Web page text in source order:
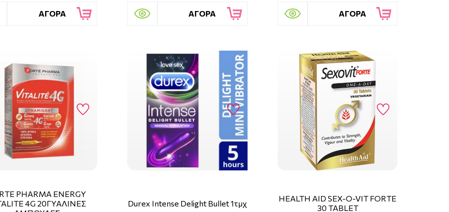
ΑΓΟΡΑ ΑΓΟΡΑ ΑΓΟΡΑ
PHARMA ENERGY
4G 20ΓΥΑΛΙΝΕΣ
Durex Intense Delight Bullet 1τμχ
HEALTH AID SEX-O-VIT FORTE
30 TABLET